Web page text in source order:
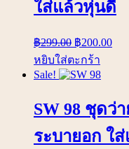
ใส่แล้วหุ่นดี
฿299.00 ฿200.00
หยิบใส่ตะกร้า
Sale!
SW 98 ชุดว่
ระบายอก ใ